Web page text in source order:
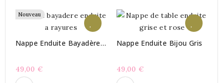
Nouveau
Nappe Enduite Bayadère
49,00 €
Nappe Enduite Bijou Gris
49,00 €